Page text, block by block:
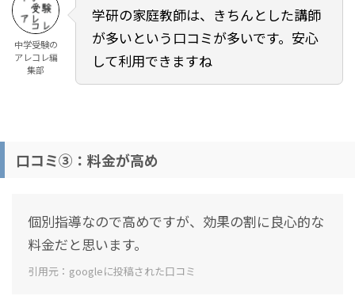
中学受験の
アレコレ編
集部
学研の家庭教師は、きちんとした講師
が多いという口コミが多いです。安心
して利用できますね
口コミ③：料金が高め
個別指導なので高めですが、効果の割に良心的な
料金だと思います。
引用元：googleに投稿された口コミ